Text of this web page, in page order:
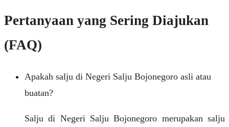
Pertanyaan yang Sering Diajukan
(FAQ)
Apakah salju di Negeri Salju Bojonegoro asli atau
buatan?
Salju di Negeri Salju Bojonegoro merupakan salju